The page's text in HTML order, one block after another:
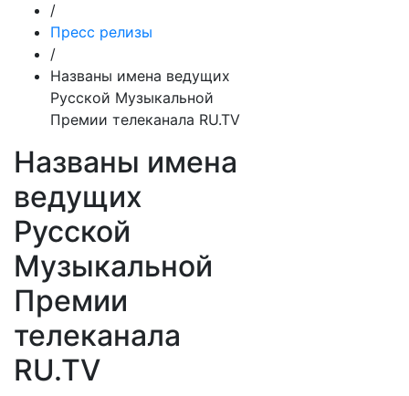
/
Пресс релизы
/
Названы имена ведущих
Русской Музыкальной
Премии телеканала RU.TV
Названы имена
ведущих
Русской
Музыкальной
Премии
телеканала
RU.TV